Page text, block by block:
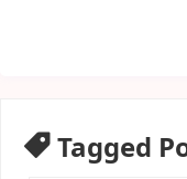
Tagged